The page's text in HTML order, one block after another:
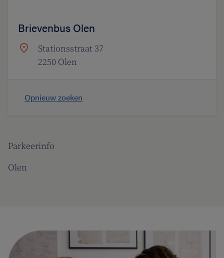
Parkeerinfo
Olen
Brievenbus Olen
Stationsstraat 37
2250 Olen
Opnieuw zoeken